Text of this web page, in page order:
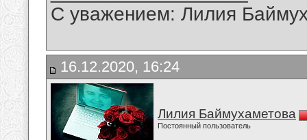
С уважением: Лилия
16.12.2020, 16:24
Лилия Баймухаметова
Постоянный пользователь